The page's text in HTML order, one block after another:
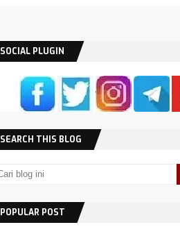
SOCIAL PLUGIN
SEARCH THIS BLOG
POPULAR POST